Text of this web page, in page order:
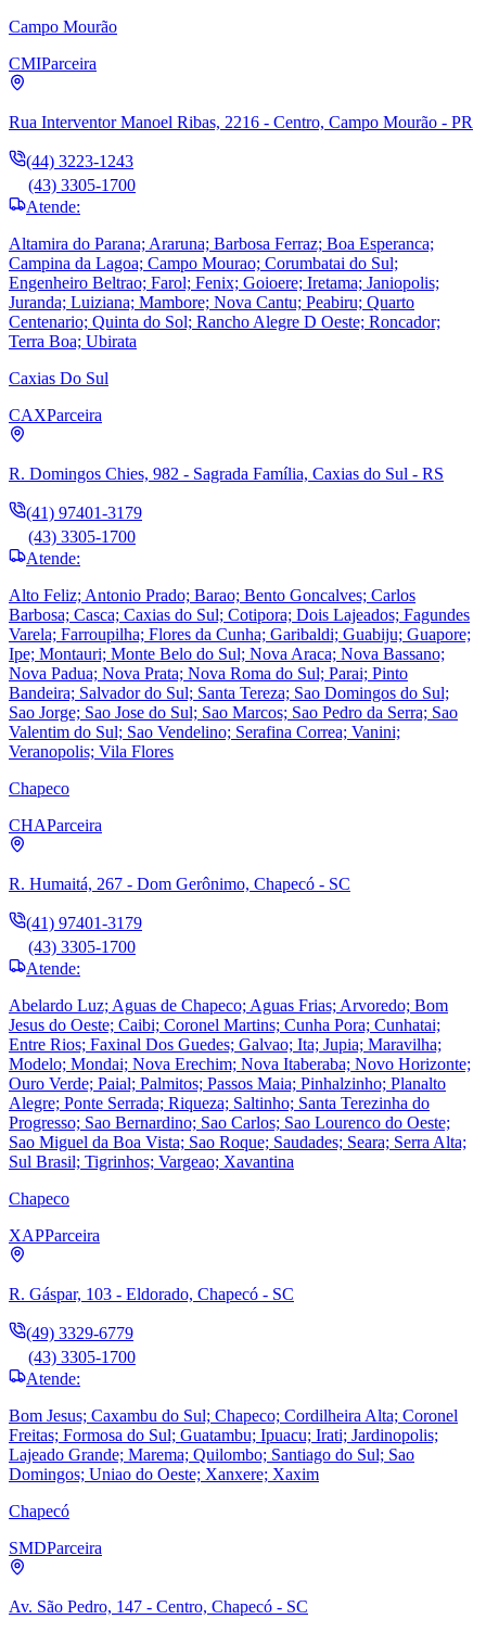
Campo Mourão
CMIParceira
Rua Interventor Manoel Ribas, 2216 - Centro, Campo Mourão - PR
(44) 3223-1243
(43) 3305-1700
Atende:
Altamira do Parana; Araruna; Barbosa Ferraz; Boa Esperanca;
Campina da Lagoa; Campo Mourao; Corumbatai do Sul;
Engenheiro Beltrao; Farol; Fenix; Goioere; Iretama; Janiopolis;
Juranda; Luiziana; Mambore; Nova Cantu; Peabiru; Quarto
Centenario; Quinta do Sol; Rancho Alegre D Oeste; Roncador;
Terra Boa; Ubirata
Caxias Do Sul
CAXParceira
R. Domingos Chies, 982 - Sagrada Família, Caxias do Sul - RS
(41) 97401-3179
(43) 3305-1700
Atende:
Alto Feliz; Antonio Prado; Barao; Bento Goncalves; Carlos
Barbosa; Casca; Caxias do Sul; Cotipora; Dois Lajeados; Fagundes
Varela; Farroupilha; Flores da Cunha; Garibaldi; Guabiju; Guapore;
Ipe; Montauri; Monte Belo do Sul; Nova Araca; Nova Bassano;
Nova Padua; Nova Prata; Nova Roma do Sul; Parai; Pinto
Bandeira; Salvador do Sul; Santa Tereza; Sao Domingos do Sul;
Sao Jorge; Sao Jose do Sul; Sao Marcos; Sao Pedro da Serra; Sao
Valentim do Sul; Sao Vendelino; Serafina Correa; Vanini;
Veranopolis; Vila Flores
Chapeco
CHAParceira
R. Humaitá, 267 - Dom Gerônimo, Chapecó - SC
(41) 97401-3179
(43) 3305-1700
Atende:
Abelardo Luz; Aguas de Chapeco; Aguas Frias; Arvoredo; Bom
Jesus do Oeste; Caibi; Coronel Martins; Cunha Pora; Cunhatai;
Entre Rios; Faxinal Dos Guedes; Galvao; Ita; Jupia; Maravilha;
Modelo; Mondai; Nova Erechim; Nova Itaberaba; Novo Horizonte;
Ouro Verde; Paial; Palmitos; Passos Maia; Pinhalzinho; Planalto
Alegre; Ponte Serrada; Riqueza; Saltinho; Santa Terezinha do
Progresso; Sao Bernardino; Sao Carlos; Sao Lourenco do Oeste;
Sao Miguel da Boa Vista; Sao Roque; Saudades; Seara; Serra Alta;
Sul Brasil; Tigrinhos; Vargeao; Xavantina
Chapeco
XAPParceira
R. Gáspar, 103 - Eldorado, Chapecó - SC
(49) 3329-6779
(43) 3305-1700
Atende:
Bom Jesus; Caxambu do Sul; Chapeco; Cordilheira Alta; Coronel
Freitas; Formosa do Sul; Guatambu; Ipuacu; Irati; Jardinopolis;
Lajeado Grande; Marema; Quilombo; Santiago do Sul; Sao
Domingos; Uniao do Oeste; Xanxere; Xaxim
Chapecó
SMDParceira
Av. São Pedro, 147 - Centro, Chapecó - SC